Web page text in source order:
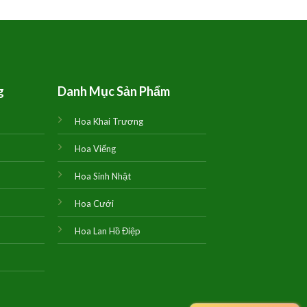
Danh Mục Sản Phẩm
Hoa Khai Trương
Hoa Viếng
Hoa Sinh Nhật
Hoa Cưới
Hoa Lan Hồ Điệp